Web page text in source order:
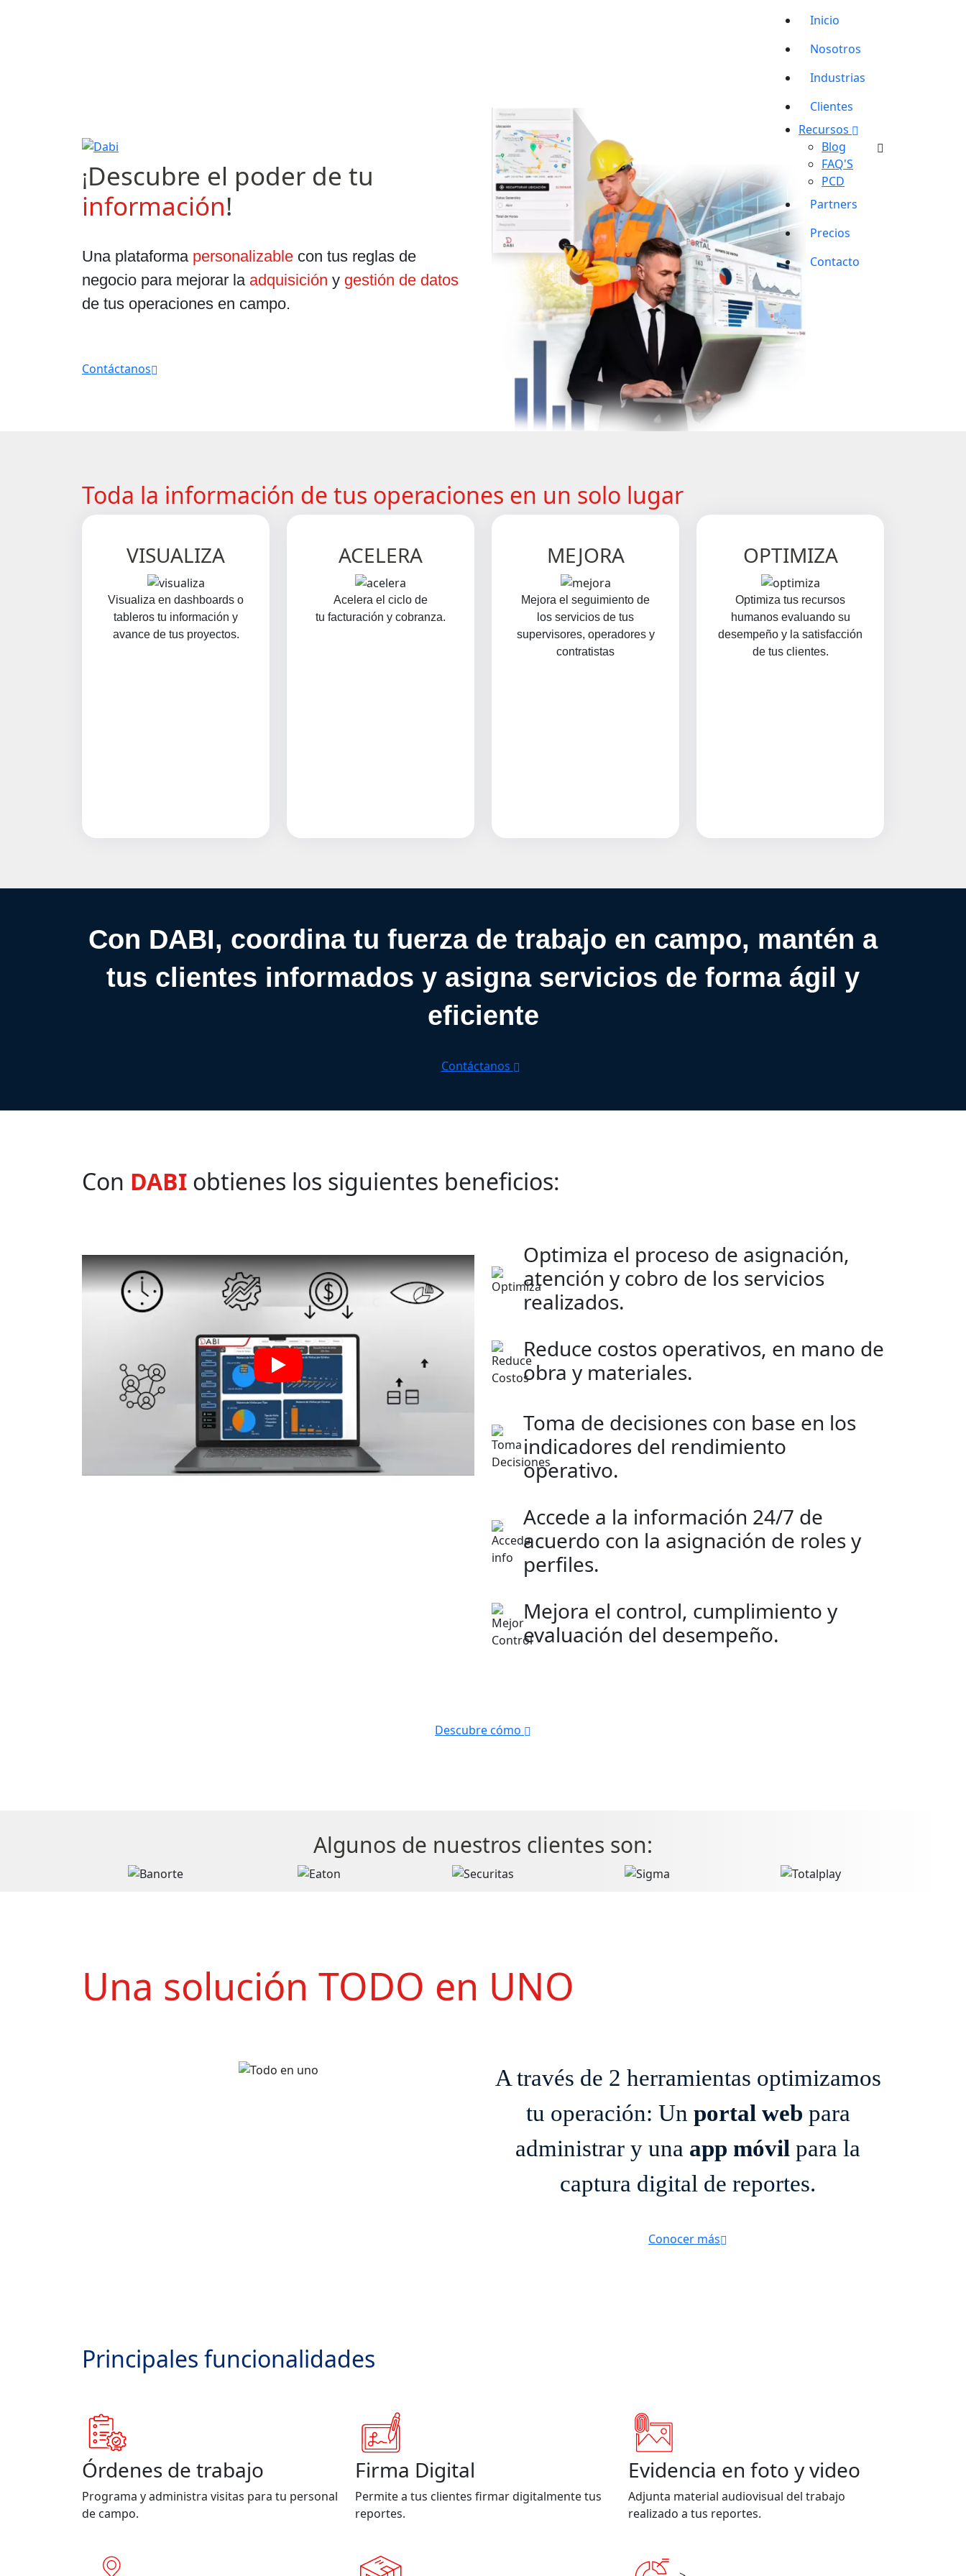
Ir a la página principal de Dabi
Inicio
Nosotros
Industrias
Clientes
Recursos
Blog
FAQ'S
PCD
Partners
Precios
Contacto
¡Descubre el poder de tu
información!
Una plataforma personalizable con tus reglas de
negocio para mejorar la adquisición y gestión de datos
de tus operaciones en campo.
Contáctanos
Toda la información de tus operaciones en un solo lugar
VISUALIZA
Visualiza en dashboards o
tableros tu información y
avance de tus proyectos.
ACELERA
Acelera el ciclo de
tu facturación y cobranza.
MEJORA
Mejora el seguimiento de
los servicios de tus
supervisores, operadores y
contratistas
OPTIMIZA
Optimiza tus recursos
humanos evaluando su
desempeño y la satisfacción
de tus clientes.
Con DABI, coordina tu fuerza de trabajo en campo, mantén a
tus clientes informados y asigna servicios de forma ágil y
eficiente
Contáctanos
Con DABI obtienes los siguientes beneficios:
Optimiza el proceso de asignación,
atención y cobro de los servicios
realizados.
Reduce costos operativos, en mano de
obra y materiales.
Toma de decisiones con base en los
indicadores del rendimiento
operativo.
Accede a la información 24/7 de
acuerdo con la asignación de roles y
perfiles.
Mejora el control, cumplimiento y
evaluación del desempeño.
Descubre cómo
Algunos de nuestros clientes son:
Una solución TODO en UNO
A través de 2 herramientas optimizamos
tu operación: Un portal web para
administrar y una app móvil para la
captura digital de reportes.
Conocer más
Principales funcionalidades
Órdenes de trabajo
Programa y administra visitas para tu personal
de campo.
Firma Digital
Permite a tus clientes firmar digitalmente tus
reportes.
Evidencia en foto y video
Adjunta material audiovisual del trabajo
realizado a tus reportes.